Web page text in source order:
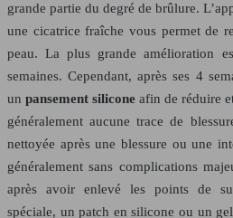
grande partie du degré de brûlure.
une cicatrice fraîche vous permet de
peau. La plus grande amélioration
semaines. Cependant, après ses 4
un pansement silicone afin de réduire
généralement aucune trace de
nettoyée après une blessure ou une
généralement sans complications
après avoir enlevé les points de
spéciale, un patch en silicone ou un